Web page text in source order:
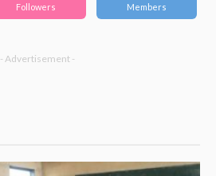
Followers Members
- Advertisement -